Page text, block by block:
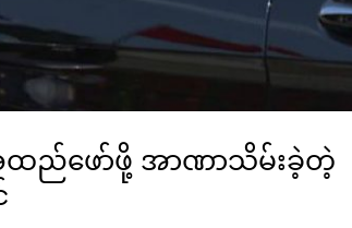
ည်ဖော်ဖို့ အာဏာသိမ်းခဲ့တဲ့